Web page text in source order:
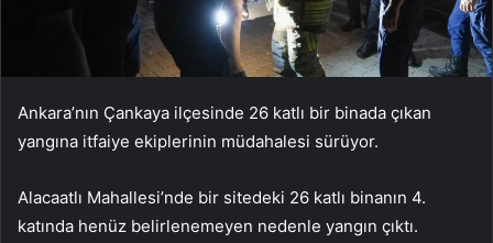
Ankara’nın Çankaya ilçesinde 26 katlı bir binada çıkan
yangına itfaiye ekiplerinin müdahalesi sürüyor.
Alacaatlı Mahallesi’nde bir sitedeki 26 katlı binanın 4.
katında henüz belirlenemeyen nedenle yangın çıktı.